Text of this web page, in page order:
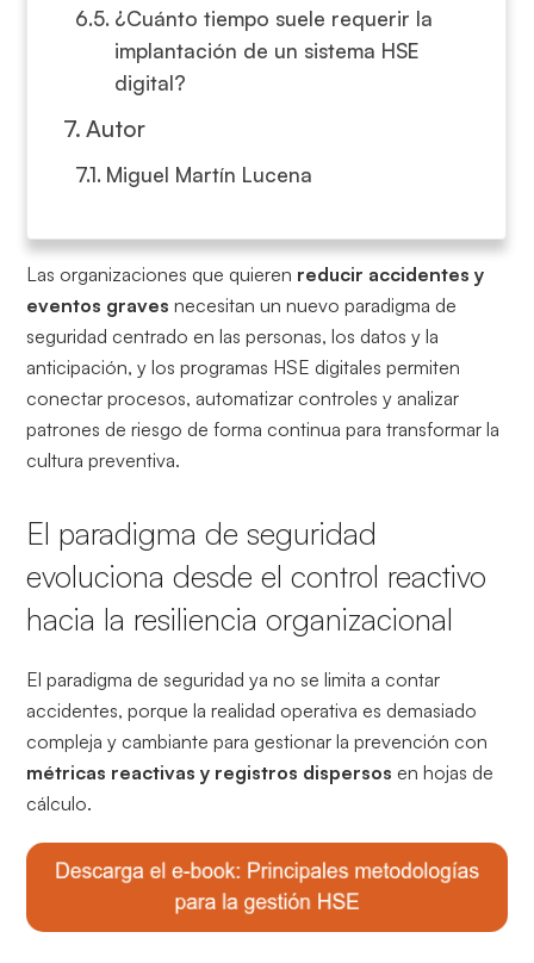
¿Cuánto tiempo suele requerir la
implantación de un sistema HSE
digital?
Autor
Miguel Martín Lucena
Las organizaciones que quieren reducir accidentes y
eventos graves necesitan un nuevo paradigma de
seguridad centrado en las personas, los datos y la
anticipación, y los programas HSE digitales permiten
conectar procesos, automatizar controles y analizar
patrones de riesgo de forma continua para transformar la
cultura preventiva.
El paradigma de seguridad
evoluciona desde el control reactivo
hacia la resiliencia organizacional
El paradigma de seguridad ya no se limita a contar
accidentes, porque la realidad operativa es demasiado
compleja y cambiante para gestionar la prevención con
métricas reactivas y registros dispersos en hojas de
cálculo.